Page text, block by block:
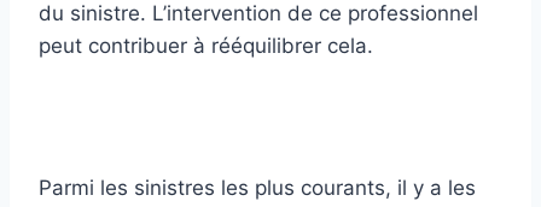
du sinistre. L’intervention de ce professionnel
peut contribuer à rééquilibrer cela.
Parmi les sinistres les plus courants, il y a les